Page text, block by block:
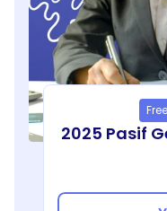
2025 Pasif